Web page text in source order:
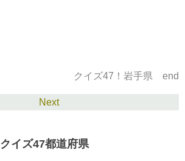
クイズ47！岩手県 end
Next
クイズ47都道府県